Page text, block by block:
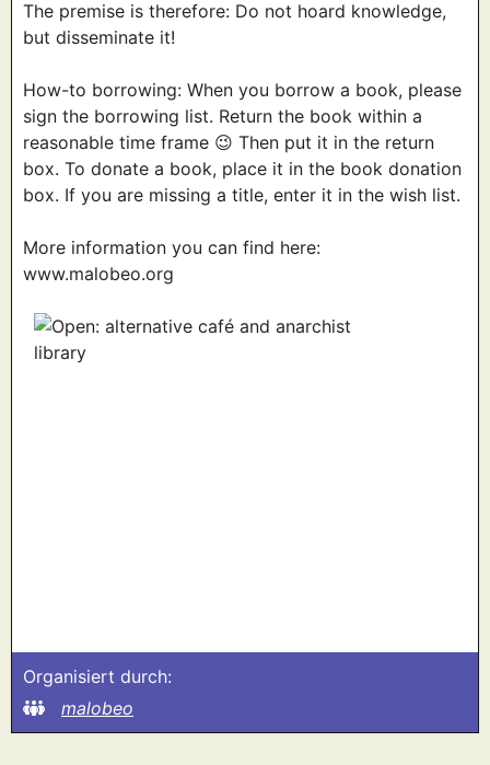
The premise is therefore: Do not hoard knowledge,
but disseminate it!
How-to borrowing: When you borrow a book, please
sign the borrowing list. Return the book within a
reasonable time frame 😉 Then put it in the return
box. To donate a book, place it in the book donation
box. If you are missing a title, enter it in the wish list.
More information you can find here:
www.malobeo.org
Organisiert durch:
malobeo